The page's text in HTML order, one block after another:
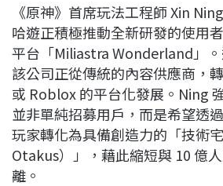
《原神》首席玩法工程師 Xin
哈遊正積極推動全新研發的使用者
平台「Miliastra Wonderland」。
該公司正從傳統的內容供應商，
或 Roblox 的平台化發展。Ning
並非單純招募用戶，而是希望透
玩家轉化為具備創造力的「技術
Otakus）」，藉此縮短與 10 億
離。